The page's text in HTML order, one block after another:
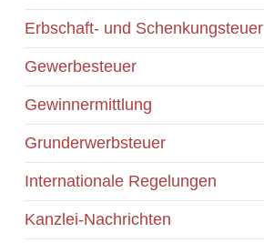
Erbschaft- und Schenkungsteuer
Gewerbesteuer
Gewinnermittlung
Grunderwerbsteuer
Internationale Regelungen
Kanzlei-Nachrichten